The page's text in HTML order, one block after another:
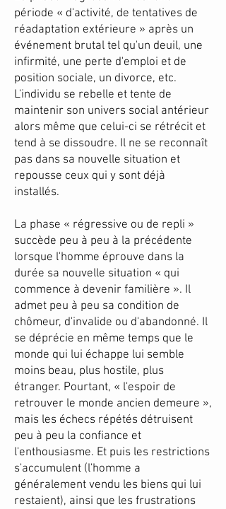
période « d'activité, de tentatives de
réadaptation extérieure » après un
événement brutal tel qu'un deuil, une
infirmité, une perte d'emploi et de
position sociale, un divorce, etc.
L'individu se rebelle et tente de
maintenir son univers social antérieur
alors même que celui-ci se rétrécit et
tend à se dissoudre. Il ne se reconnaît
pas dans sa nouvelle situation et
repousse ceux qui y sont déjà
installés.
La phase « régressive ou de repli »
succède peu à peu à la précédente
lorsque l'homme éprouve dans la
durée sa nouvelle situation « qui
commence à devenir familière ». Il
admet peu à peu sa condition de
chômeur, d'invalide ou d'abandonné. Il
se déprécie en même temps que le
monde qui lui échappe lui semble
moins beau, plus hostile, plus
étranger. Pourtant, « l'espoir de
retrouver le monde ancien demeure »,
mais les échecs répétés détruisent
peu à peu la confiance et
l'enthousiasme. Et puis les restrictions
s'accumulent (l'homme a
généralement vendu les biens qui lui
restaient), ainsi que les frustrations